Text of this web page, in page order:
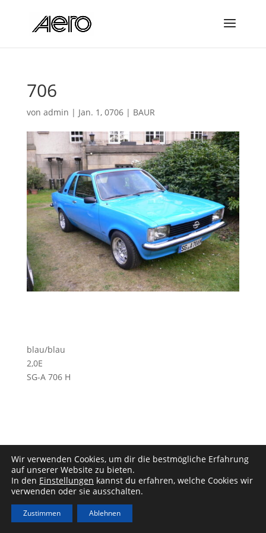
706
von admin | Jan. 1, 0706| BAUR
blau/blau
2,0E
SG-A 706 H
Impressum|Datenschutz
Wir verwenden Cookies, um dir die bestmögliche Erfahrung
auf unserer Website zu bieten.
In den Einstellungen kannst du erfahren, welche Cookies wir
verwenden oder sie ausschalten.
Zustimmen Ablehnen